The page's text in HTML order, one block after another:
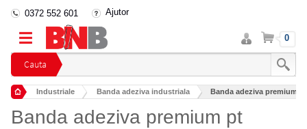
Cauta
0372 552 601 Ajutor
Intra
in
cont
Cos 0
Industriale Banda adeziva industriala Banda adeziva premium
Banda adeziva premium pt